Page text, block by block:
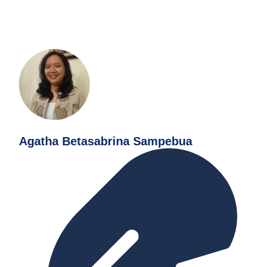
Agatha Betasabrina Sampebua